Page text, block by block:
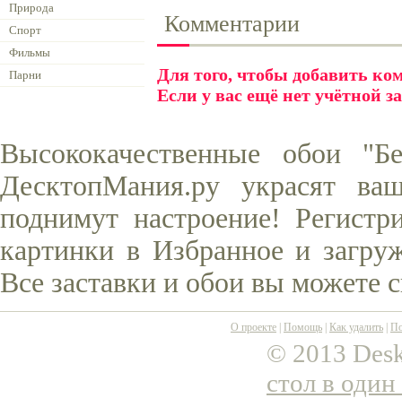
Природа
Спорт
Фильмы
Парни
Комментарии
Для того, чтобы добавить
Если у вас ещё нет учётной
Высококачественные обои
ДесктопМания.ру украсят
поднимут настроение!
картинки в Избранное и
Все заставки и обои вы можете
О проекте Помощь Как удалить
© 2013
стол в